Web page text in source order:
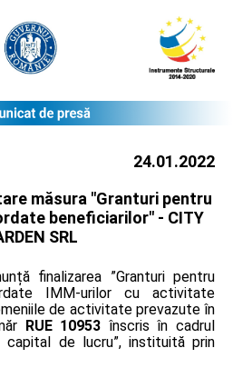
24.01.2022
măsura "Granturi pentru
beneficiarilor" - CITY
SRL
finalizarea ”Granturi pentru
IMM-urilor cu activitate
de activitate prevazute în
RUE 10953 înscris în cadrul
capital de lucru”, instituită prin